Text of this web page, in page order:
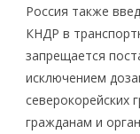
Россия также
КНДР в
запрещается
исключением
северокорейских
гражданам и